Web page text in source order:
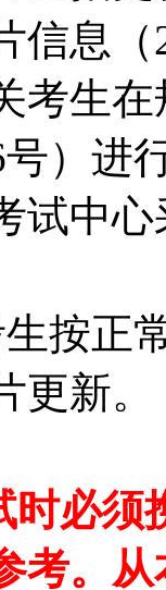
信息
考生
）进
试中
按正
新。
时必
考。